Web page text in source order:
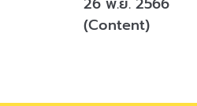
(Content)